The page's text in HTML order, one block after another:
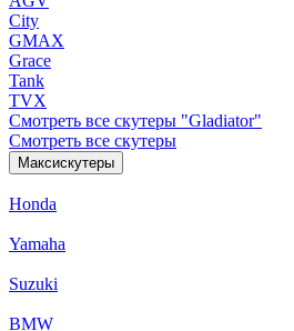
City
GMAX
Grace
Tank
TVX
Смотреть все скутеры "Gladiator"
Смотреть все скутеры
Максискутеры
Honda
Yamaha
Suzuki
BMW